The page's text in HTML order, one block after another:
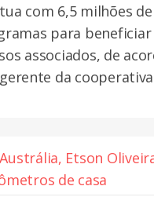
com 6,5 milhões
para beneficiar
associados, de
da
Etson
de casa